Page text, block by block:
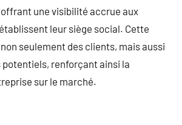
une visibilité accrue aux
leur siège social. Cette
seulement des clients, mais aussi
renforçant ainsi la
sur le marché.